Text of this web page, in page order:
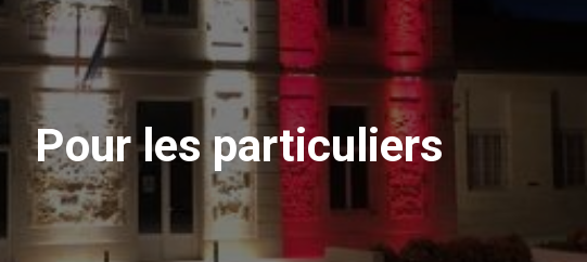
Pour les particuliers